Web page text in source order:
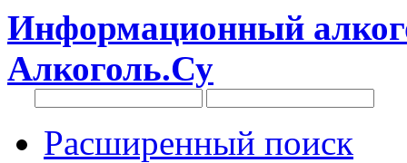
Информационный
Алкоголь.Су
Расширенный поиск